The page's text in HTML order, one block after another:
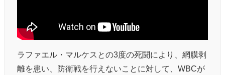
ラファエル・マルケスとの3度の死闘により、網膜剥
離を患い、防衛戦を行えないことに対して、WBCが